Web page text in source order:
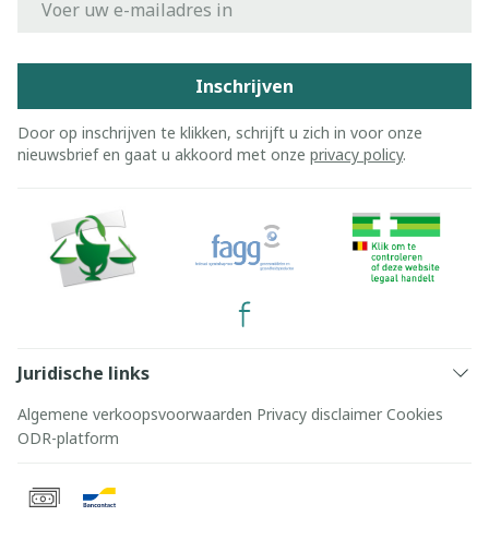
Inschrijven
Door op inschrijven te klikken, schrijft u zich in voor onze
nieuwsbrief en gaat u akkoord met onze privacy policy.
Juridische links
Algemene verkoopsvoorwaarden Privacy disclaimer Cookies
ODR-platform